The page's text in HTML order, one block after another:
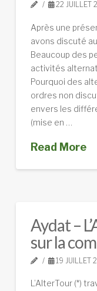
22 JUILLET
Après une
avons discuté
Beaucoup des
activités
Pourquoi des
ordres non
envers les
(mise en …
Read More
Aydat –
sur la
19 JUILLET
L’AlterTour (*)